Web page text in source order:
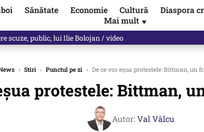
Sănătate Economie Cultură Diaspora
Mai mult ▼
scuze, public, lui Ilie Bolojan / video
› Stiri › Punctul pe zi › De ce vor eșua protestele: Bittman, un
protestele: Bittman,
Autor:Val Vâlcu